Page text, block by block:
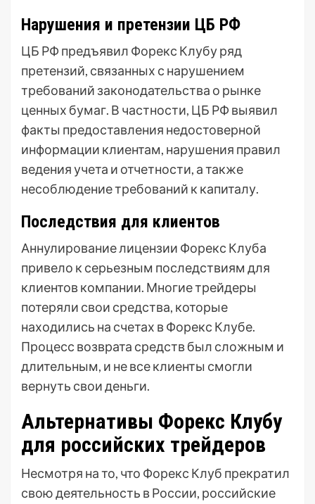
Нарушения и претензии ЦБ РФ
ЦБ РФ предъявил Форекс Клубу ряд
претензий, связанных с нарушением
требований законодательства о рынке
ценных бумаг. В частности, ЦБ РФ выявил
факты предоставления недостоверной
информации клиентам, нарушения правил
ведения учета и отчетности, а также
несоблюдение требований к капиталу.
Последствия для клиентов
Аннулирование лицензии Форекс Клуба
привело к серьезным последствиям для
клиентов компании. Многие трейдеры
потеряли свои средства, которые
находились на счетах в Форекс Клубе.
Процесс возврата средств был сложным и
длительным, и не все клиенты смогли
вернуть свои деньги.
Альтернативы Форекс Клубу
для российских трейдеров
Несмотря на то, что Форекс Клуб прекратил
свою деятельность в России, российские